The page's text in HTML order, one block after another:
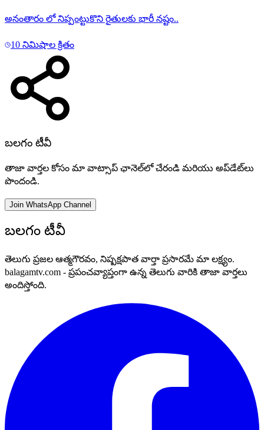
అనంతారం లో నిప్పంట్టుకొని రైతులకు భారీ నష్టం..
10 నిమిషాల క్రితం
బలగం టీవీ
తాజా వార్తల కోసం మా వాట్సాప్ ఛానెల్‌లో చేరండి మరియు అప్‌డేట్‌లు
పొందండి.
Join WhatsApp Channel
బలగం టీవీ
తెలుగు ప్రజల ఆత్మగౌరవం, నిష్పక్షపాత వార్తా ప్రసారమే మా లక్ష్యం.
balagamtv.com - ప్రపంచవ్యాప్తంగా ఉన్న తెలుగు వారికి తాజా వార్తలు
అందిస్తోంది.